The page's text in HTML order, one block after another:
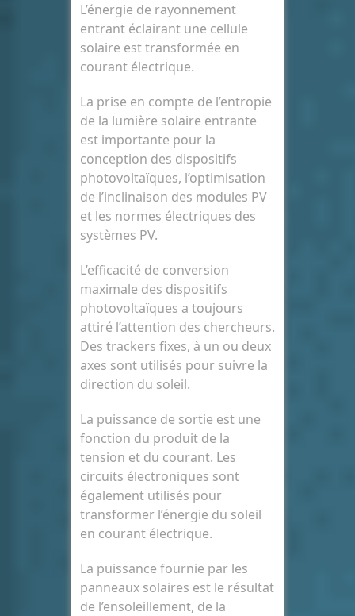
L’énergie de rayonnement
entrant éclairant une cellule
solaire est transformée en
courant électrique.
La prise en compte de l’entropie
de la lumière solaire entrante
est importante pour la
conception des dispositifs
photovoltaïques, l’optimisation
de l’inclinaison des modules PV
et les normes électriques des
systèmes PV.
L’efficacité de conversion
maximale des dispositifs
photovoltaïques a toujours
attiré l’attention des chercheurs.
Des trackers fixes, à un ou deux
axes sont utilisés pour suivre la
direction du soleil.
La puissance de sortie est une
fonction du produit de la
tension et du courant. Les
circuits électroniques sont
également utilisés pour
transformer l’énergie du soleil
en courant électrique.
La puissance fournie par les
panneaux solaires est le résultat
de l’ensoleillement, de la